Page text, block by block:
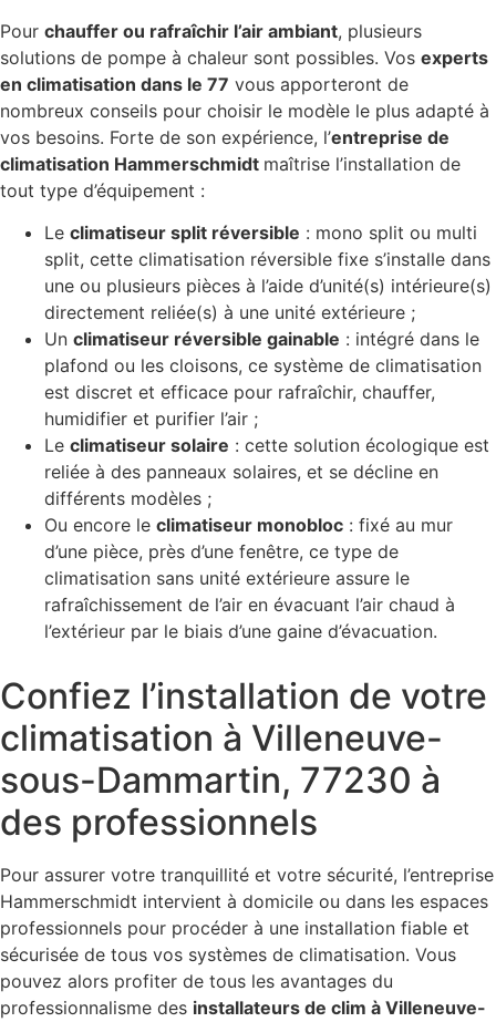
Pour chauffer ou rafraîchir l’air ambiant, plusieurs
solutions de pompe à chaleur sont possibles. Vos experts
en climatisation dans le 77 vous apporteront de
nombreux conseils pour choisir le modèle le plus adapté à
vos besoins. Forte de son expérience, l’entreprise de
climatisation Hammerschmidt maîtrise l’installation de
tout type d’équipement :
Le climatiseur split réversible : mono split ou multi
split, cette climatisation réversible fixe s’installe dans
une ou plusieurs pièces à l’aide d’unité(s) intérieure(s)
directement reliée(s) à une unité extérieure ;
Un climatiseur réversible gainable : intégré dans le
plafond ou les cloisons, ce système de climatisation
est discret et efficace pour rafraîchir, chauffer,
humidifier et purifier l’air ;
Le climatiseur solaire : cette solution écologique est
reliée à des panneaux solaires, et se décline en
différents modèles ;
Ou encore le climatiseur monobloc : fixé au mur
d’une pièce, près d’une fenêtre, ce type de
climatisation sans unité extérieure assure le
rafraîchissement de l’air en évacuant l’air chaud à
l’extérieur par le biais d’une gaine d’évacuation.
Confiez l’installation de votre
climatisation à Villeneuve-
sous-Dammartin, 77230 à
des professionnels
Pour assurer votre tranquillité et votre sécurité, l’entreprise
Hammerschmidt intervient à domicile ou dans les espaces
professionnels pour procéder à une installation fiable et
sécurisée de tous vos systèmes de climatisation. Vous
pouvez alors profiter de tous les avantages du
professionnalisme des installateurs de clim à Villeneuve-